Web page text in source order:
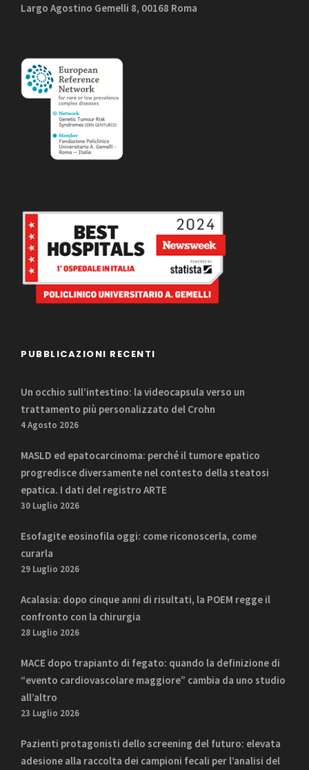
Largo Agostino Gemelli 8, 00168 Roma
PUBBLICAZIONI RECENTI
Un occhio sull’intestino: la videocapsula verso un
trattamento più personalizzato del Crohn
4 Agosto 2026
MASLD ed epatocarcinoma: perché il tumore epatico
progredisce diversamente nel contesto della steatosi
epatica. I dati del registro ARTE
30 Luglio 2026
Esofagite eosinofila oggi: come riconoscerla, come
curarla
29 Luglio 2026
Acalasia: dopo cinque anni di risultati, la POEM regge il
confronto con la chirurgia
28 Luglio 2026
MACE dopo trapianto di fegato: quando la definizione di
“evento cardiovascolare maggiore” cambia da uno studio
all’altro
23 Luglio 2026
Pazienti protagonisti dello screening del futuro: elevata
adesione alla raccolta dei campioni fecali per l’analisi del